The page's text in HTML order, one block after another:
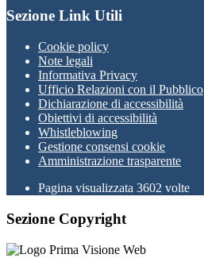
Sezione Link Utili
Cookie policy
Note legali
Informativa Privacy
Ufficio Relazioni con il Pubblico
Dichiarazione di accessibilità
Obiettivi di accessibilità
Whistleblowing
Gestione consensi cookie
Amministrazione trasparente
Pagina visualizzata 3602 volte
Sezione Copyright